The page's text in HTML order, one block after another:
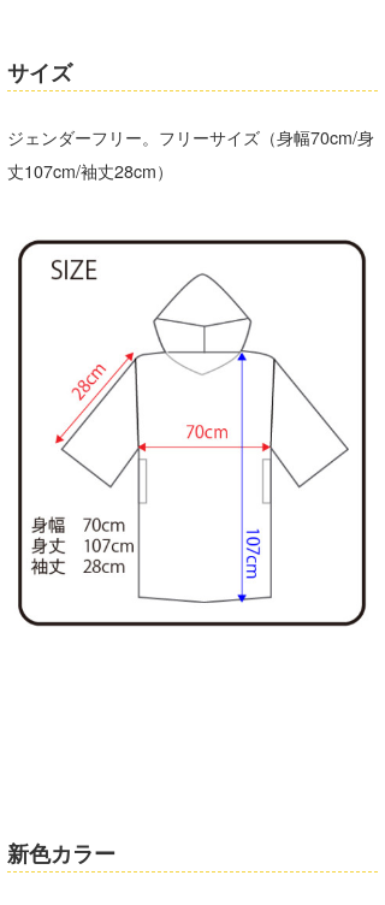
サイズ
ジェンダーフリー。フリーサイズ（身幅70cm/身
丈107cm/袖丈28cm）
新色カラー
Yasunari Inoue
Yoshiyuki Obata
DELTA FORCE SURF
Colors MAGAZINE
WAVAL
福島寿実子
中浦“JET”章
進士剛光
NOBUFUKU
大野”MAR”修聖
喜納海人
波伝説スタッフ
☆加藤
Aichan
G◎Da
H
KOBU
MIN
波伝説